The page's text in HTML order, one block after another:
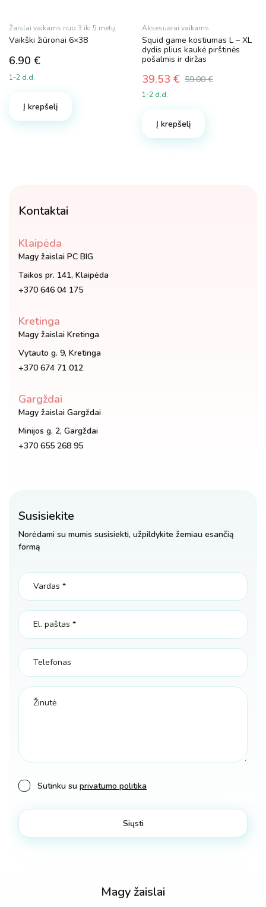
Žaislai vaikams nuo 3 iki 5 metų
Vaikški žiūronai 6×38
6.90 €
1-2 d.d.
Į krepšelį
Aksesuarai vaikams
Squid game kostiumas L – XL
dydis plius kaukė pirštinės
pošalmis ir diržas
59.00€
Original
price
59.00 €.
39.53 €
Current
price
39.53 €.
1-2 d.d.
Į krepšelį
Kontaktai
Klaipėda
Magy žaislai PC BIG
Taikos pr. 141, Klaipėda
+370 646 04 175
Kretinga
Magy žaislai Kretinga
Vytauto g. 9, Kretinga
+370 674 71 012
Gargždai
Magy žaislai Gargždai
Minijos g. 2, Gargždai
+370 655 268 95
Susisiekite
Norėdami su mumis susisiekti, užpildykite žemiau esančią
formą
Sutinku su privatumo politika
Magy žaislai